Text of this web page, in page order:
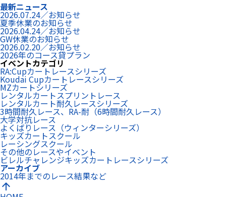
最新ニュース
2026.07.24／お知らせ
夏季休業のお知らせ
2026.04.24／お知らせ
GW休業のお知らせ
2026.02.20／お知らせ
2026年のコース貸プラン
イベントカテゴリ
RA:Cupカートレースシリーズ
Koudai Cupカートレースシリーズ
MZカートシリーズ
レンタルカートスプリントレース
レンタルカート耐久レースシリーズ
3時間耐久レース、RA-耐（6時間耐久レース）
大学対抗レース
よくばりレース（ウィンターシリーズ）
キッズカートスクール
レーシングスクール
その他のレースやイベント
ビレルチャレンジキッズカートレースシリーズ
アーカイブ
2014年までのレース結果など
arrow_upward